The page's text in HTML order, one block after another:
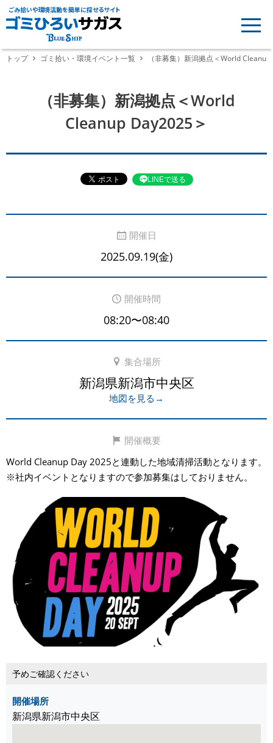
ごみ拾いや環境活動を簡単に探せるサイト
トップ ゴミ拾い・環境イベント一覧 （非募集）新潟拠点＜World
（非募集）新潟拠点＜World
Cleanup Day2025＞
LINEで送る
開催日
2025.09.19(金)
開催時間
08:20〜08:40
集合場所
新潟県新潟市中央区
地図を見る→
開催概要
World Cleanup Day 2025と連動した地域清掃活動となります。
※社内イベントとなりますので参加募集はしておりません。
予めご確認ください
開催場所
新潟県新潟市中央区